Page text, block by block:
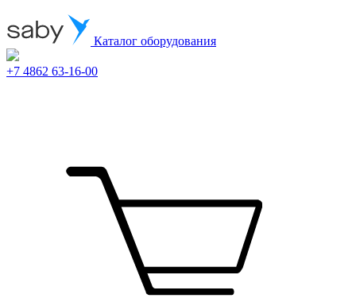
Каталог оборудования
+7 4862 63-16-00